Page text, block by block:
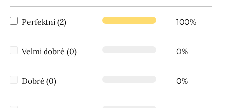
Perfektní (2) 100%
Velmi dobré (0) 0%
Dobré (0) 0%